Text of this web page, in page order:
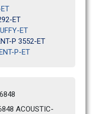
ET
ET
P 3552-ET
P-ET
ACOUSTIC-